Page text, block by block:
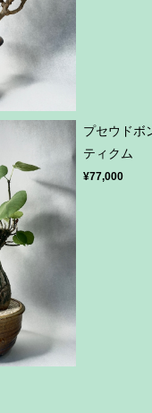
プセウドボ
ティクム
¥77,000